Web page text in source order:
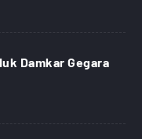
Damkar Gegara